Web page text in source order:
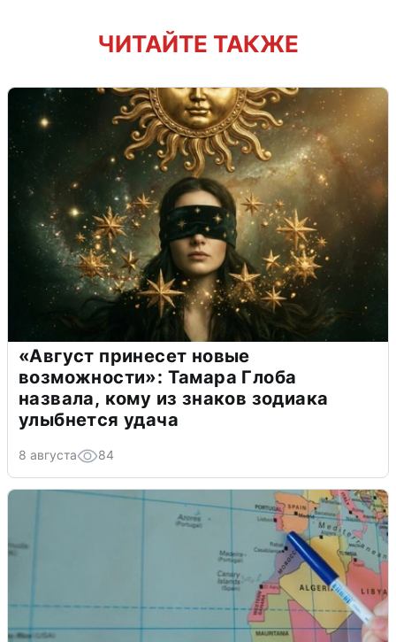
ЧИТАЙТЕ ТАКЖЕ
«Август принесет новые
возможности»: Тамара Глоба
назвала, кому из знаков зодиака
улыбнется удача
8 августа 84